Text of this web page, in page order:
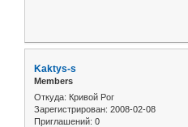
Kaktys-s
Members
Откуда: Кривой Рог
Зарегистрирован: 2008-02-08
Приглашений: 0